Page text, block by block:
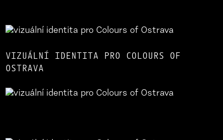
VIZUÁLNÍ IDENTITA PRO COLOURS OF
OSTRAVA